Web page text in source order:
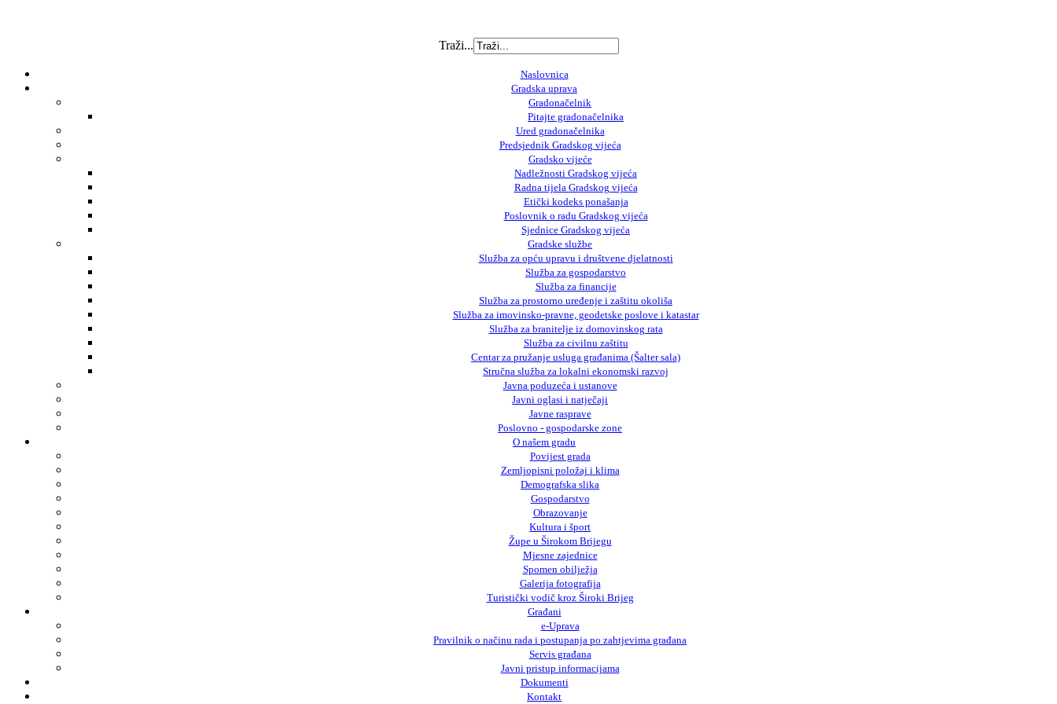
Traži...
Naslovnica
Gradska uprava
Gradonačelnik
Pitajte gradonačelnika
Ured gradonačelnika
Predsjednik Gradskog vijeća
Gradsko vijeće
Nadležnosti Gradskog vijeća
Radna tijela Gradskog vijeća
Etički kodeks ponašanja
Poslovnik o radu Gradskog vijeća
Sjednice Gradskog vijeća
Gradske službe
Služba za opću upravu i društvene djelatnosti
Služba za gospodarstvo
Služba za financije
Služba za prostorno uređenje i zaštitu okoliša
Služba za imovinsko-pravne, geodetske poslove i katastar
Služba za branitelje iz domovinskog rata
Služba za civilnu zaštitu
Centar za pružanje usluga građanima (Šalter sala)
Stručna služba za lokalni ekonomski razvoj
Javna poduzeća i ustanove
Javni oglasi i natječaji
Javne rasprave
Poslovno - gospodarske zone
O našem gradu
Povijest grada
Zemljopisni položaj i klima
Demografska slika
Gospodarstvo
Obrazovanje
Kultura i šport
Župe u Širokom Brijegu
Mjesne zajednice
Spomen obilježja
Galerija fotografija
Turistički vodič kroz Široki Brijeg
Građani
e-Uprava
Pravilnik o načinu rada i postupanja po zahtjevima građana
Servis građana
Javni pristup informacijama
Dokumenti
Kontakt